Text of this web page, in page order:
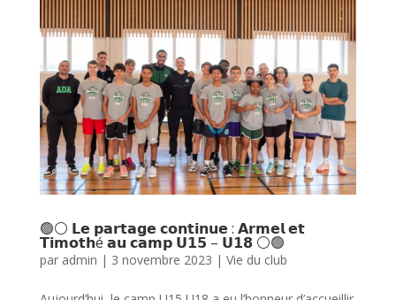
🟢⚪ 𝗟𝗲 𝗽𝗮𝗿𝘁𝗮𝗴𝗲 𝗰𝗼𝗻𝘁𝗶𝗻𝘂𝗲 : 𝗔𝗿𝗺𝗲𝗹 𝗲𝘁
𝗧𝗶𝗺𝗼𝘁𝗵é 𝗮𝘂 𝗰𝗮𝗺𝗽 𝗨𝟭𝟱 – 𝗨𝟭𝟴 ⚪🟢
par admin | 3 novembre 2023 | Vie du club